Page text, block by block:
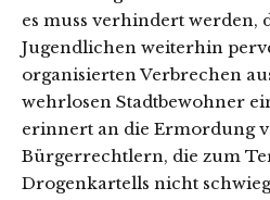
es muss verhindert werden,
Jugendlichen weiterhin
organisierten Verbrechen
wehrlosen Stadtbewohner
erinnert an die Ermordung
Bürgerrechtlern, die zum
Drogenkartells nicht